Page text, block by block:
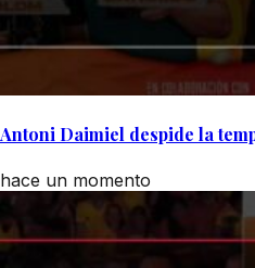
Antoni Daimiel despide la
hace un momento